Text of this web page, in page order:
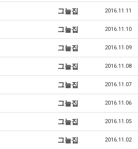
그늘집 2016.11.11
그늘집 2016.11.10
그늘집 2016.11.09
그늘집 2016.11.08
그늘집 2016.11.07
그늘집 2016.11.06
그늘집 2016.11.05
그늘집 2016.11.02